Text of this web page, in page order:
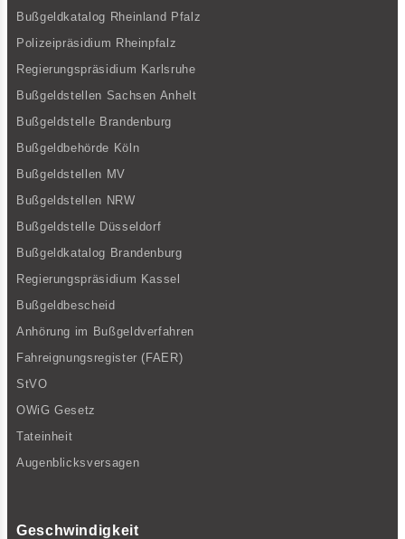
Bußgeldkatalog Rheinland Pfalz
Polizeipräsidium Rheinpfalz
Regierungspräsidium Karlsruhe
Bußgeldstellen Sachsen Anhelt
Bußgeldstelle Brandenburg
Bußgeldbehörde Köln
Bußgeldstellen MV
Bußgeldstellen NRW
Bußgeldstelle Düsseldorf
Bußgeldkatalog Brandenburg
Regierungspräsidium Kassel
Bußgeldbescheid
Anhörung im Bußgeldverfahren
Fahreignungsregister (FAER)
StVO
OWiG Gesetz
Tateinheit
Augenblicksversagen
Geschwindigkeit